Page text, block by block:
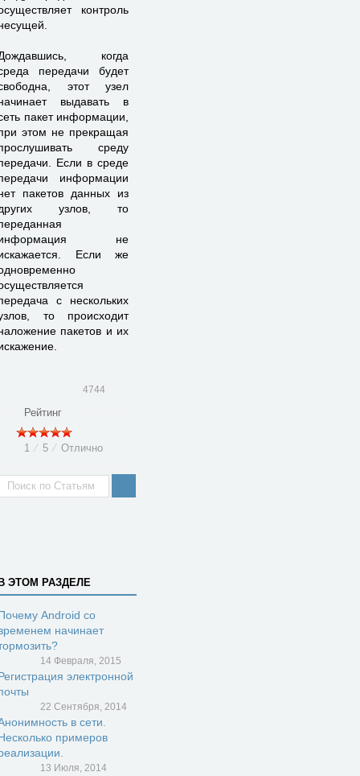
контроль
когда
передачи будет
этот узел
выдавать в
пакет информации,
этом не прекращая
среду
Если в среде
информации
пакетов данных из
узлов, то
не
Если же
с нескольких
то происходит
пакетов и их
4744
Рейтинг
1 ⁄ 5 ⁄ Отлично
ЭТОМ РАЗДЕЛЕ
Android со
начинает
14 Февраля, 2015
электронной
22 Сентября, 2014
в сети.
примеров
13 Июля, 2014